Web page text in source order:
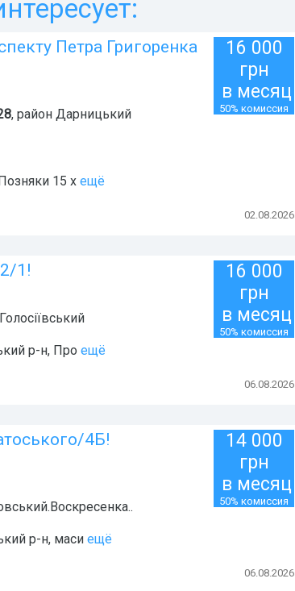
Петра Григоренка
, район Дарницький
15 х ещё
16 000
грн
в месяц
50% комиссия
02.08.2026
1!
Голосіївський
р-н, Про ещё
16 000
грн
в месяц
50% комиссия
06.08.2026
4Б!
р-н, маси ещё
14 000
грн
в месяц
50% комиссия
06.08.2026